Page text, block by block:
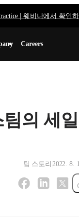
| 웨비나에서 확인
Careers
의 세
팀 스토리 2022. 8.